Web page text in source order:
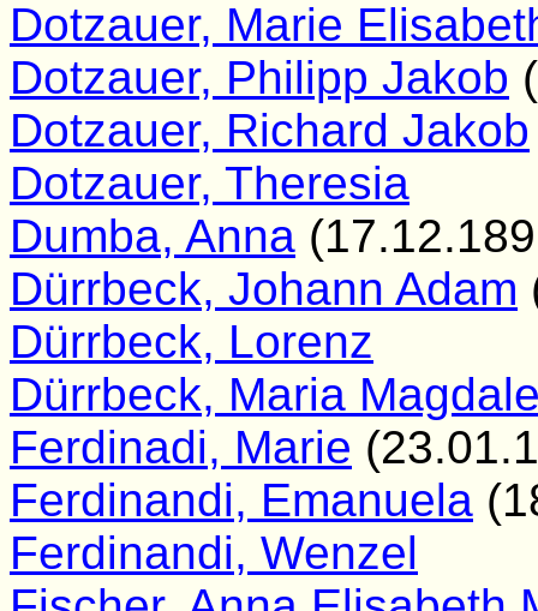
Dotzauer, Marie
Dotzauer, Philipp Jakob
Dotzauer, Richard Jakob
Dotzauer, Theresia
Dumba, Anna
Dürrbeck, Johann Adam
Dürrbeck, Lorenz
Dürrbeck, Maria
Ferdinadi, Marie
Ferdinandi, Emanuela
Ferdinandi, Wenzel